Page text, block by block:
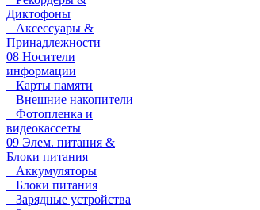
Диктофоны
Аксессуары &
Принадлежности
08 Носители
информации
Карты памяти
Внешние накопители
Фотопленка и
видеокассеты
09 Элем. питания &
Блоки питания
Аккумуляторы
Блоки питания
Зарядные устройства